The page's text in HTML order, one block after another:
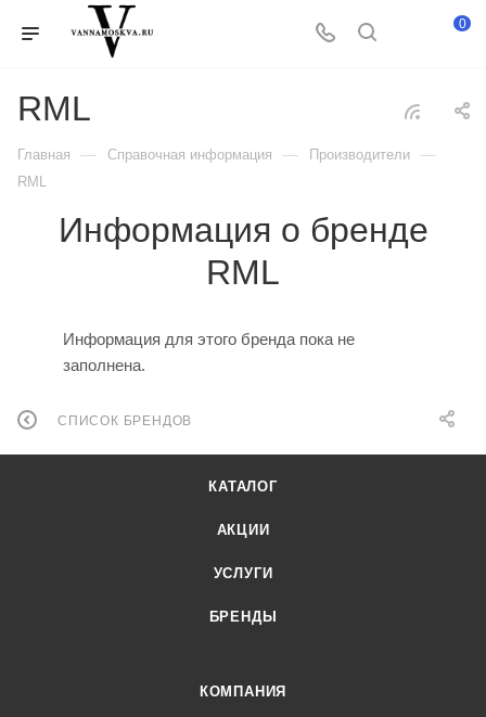
0
RML
Главная — Справочная информация — Производители —
RML
Информация о бренде
RML
Информация для этого бренда пока не
заполнена.
СПИСОК БРЕНДОВ
КАТАЛОГ
АКЦИИ
УСЛУГИ
БРЕНДЫ
КОМПАНИЯ